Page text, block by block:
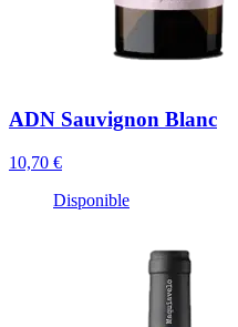
ADN Sauvignon Blanc
10,70 €
Disponible